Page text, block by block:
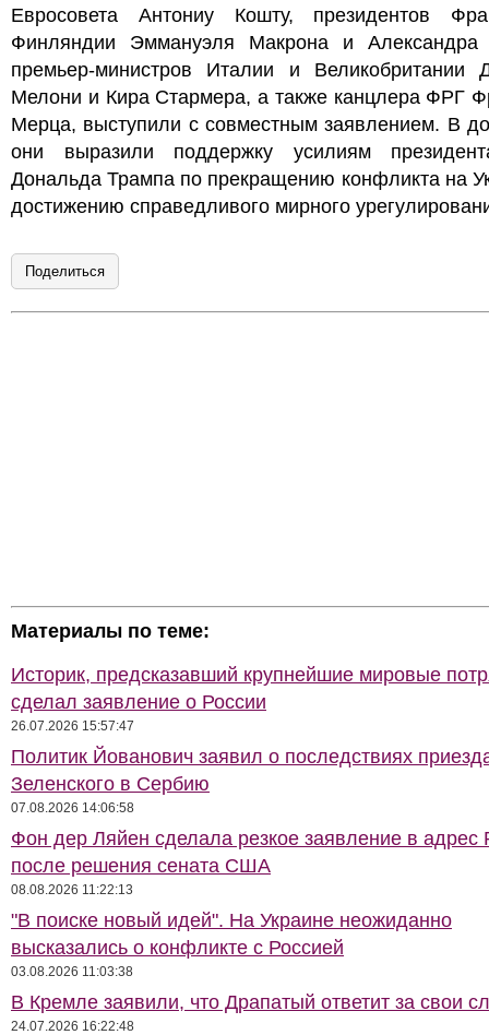
Евросовета Антониу Кошту, президентов
Финляндии Эммануэля Макрона и Александра
премьер-министров Италии и Великобритании
Мелони и Кира Стармера, а также канцлера ФРГ
Мерца, выступили с совместным заявлением. В
они выразили поддержку усилиям
Дональда Трампа по прекращению конфликта на
достижению справедливого мирного
Поделиться
Материалы по теме:
Историк, предсказавший крупнейшие мировые
сделал заявление о России
26.07.2026 15:57:47
Политик Йованович заявил о последствиях
Зеленского в Сербию
07.08.2026 14:06:58
Фон дер Ляйен сделала резкое заявление в адрес
после решения сената США
08.08.2026 11:22:13
"В поиске новый идей". На Украине неожиданно
высказались о конфликте с Россией
03.08.2026 11:03:38
В Кремле заявили, что Драпатый ответит за свои
24.07.2026 16:22:48